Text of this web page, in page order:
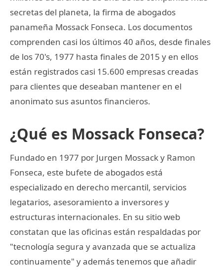
secretas del planeta, la firma de abogados
panameña Mossack Fonseca. Los documentos
comprenden casi los últimos 40 años, desde finales
de los 70's, 1977 hasta finales de 2015 y en ellos
están registrados casi 15.600 empresas creadas
para clientes que deseaban mantener en el
anonimato sus asuntos financieros.
¿Qué es Mossack Fonseca?
Fundado en 1977 por Jurgen Mossack y Ramon
Fonseca, este bufete de abogados está
especializado en derecho mercantil, servicios
legatarios, asesoramiento a inversores y
estructuras internacionales. En su sitio web
constatan que las oficinas están respaldadas por
"tecnología segura y avanzada que se actualiza
continuamente" y además tenemos que añadir